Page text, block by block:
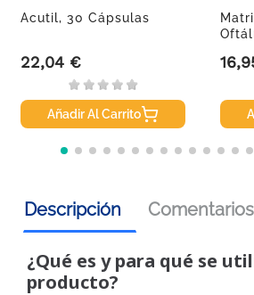
Acutil, 30 Cápsulas
Precio
22,04 €
Añadir Al Carrito
Descripción Comentarios
¿Qué es y para qué se
producto?